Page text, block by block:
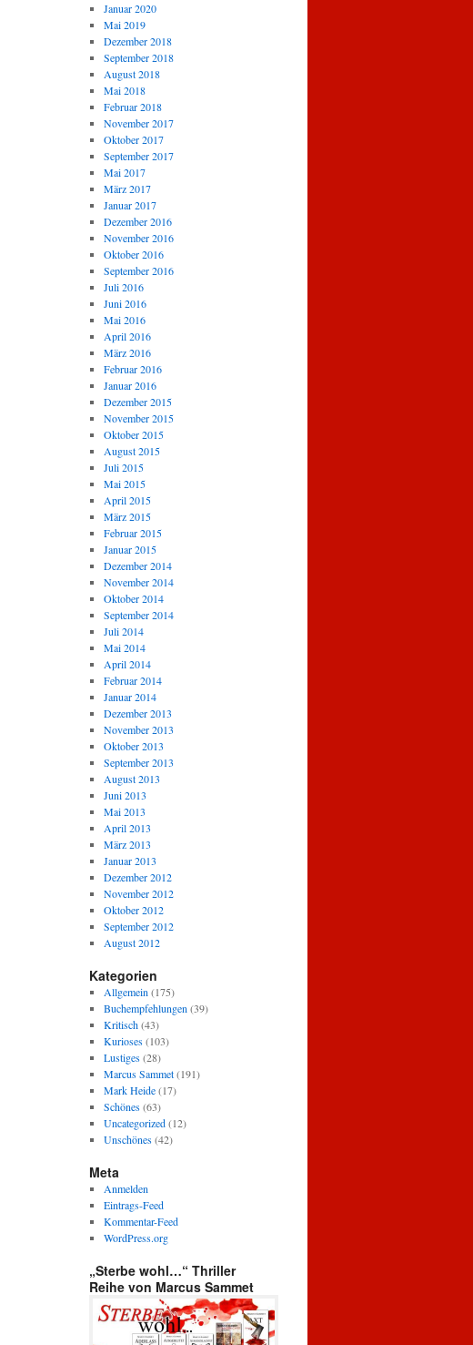
Januar 2020
Mai 2019
Dezember 2018
September 2018
August 2018
Mai 2018
Februar 2018
November 2017
Oktober 2017
September 2017
Mai 2017
März 2017
Januar 2017
Dezember 2016
November 2016
Oktober 2016
September 2016
Juli 2016
Juni 2016
Mai 2016
April 2016
März 2016
Februar 2016
Januar 2016
Dezember 2015
November 2015
Oktober 2015
August 2015
Juli 2015
Mai 2015
April 2015
März 2015
Februar 2015
Januar 2015
Dezember 2014
November 2014
Oktober 2014
September 2014
Juli 2014
Mai 2014
April 2014
Februar 2014
Januar 2014
Dezember 2013
November 2013
Oktober 2013
September 2013
August 2013
Juni 2013
Mai 2013
April 2013
März 2013
Januar 2013
Dezember 2012
November 2012
Oktober 2012
September 2012
August 2012
Kategorien
Allgemein (175)
Buchempfehlungen (39)
Kritisch(43)
Kurioses(103)
Lustiges(28)
Marcus Sammet(191)
Mark Heide(17)
Schönes(63)
Uncategorized(12)
Unschönes(42)
Meta
Anmelden
Eintrags-Feed
Kommentar-Feed
WordPress.org
„Sterbe wohl…“ Thriller
Reihe von Marcus Sammet